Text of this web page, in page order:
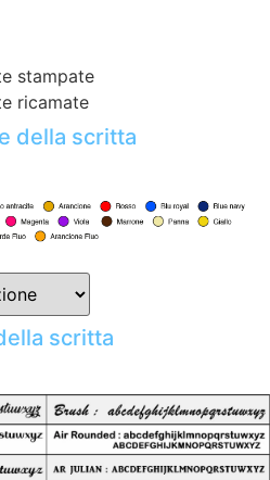
stampate
ricamate
della scritta
scritta